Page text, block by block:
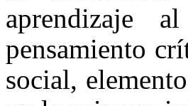
aprendizaje
pensamiento
social,